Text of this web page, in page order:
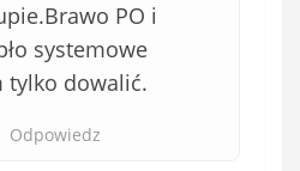
PO i
systemowe
tylko dowalić.
Odpowiedz